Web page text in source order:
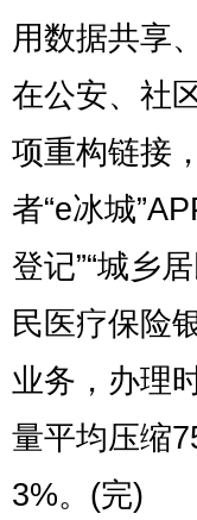
用数据共享
在公安、社
项重构链接
者“e冰城
登记”“城乡
民医疗保险
业务，办理
量平均压缩
3%。(完)